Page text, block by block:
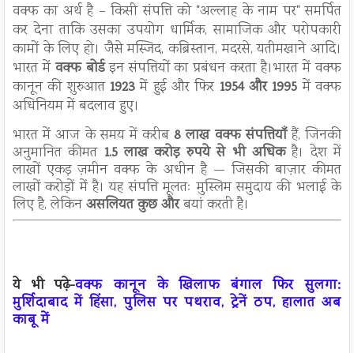
वक्फ का अर्थ है – किसी संपत्ति को "अल्लाह के नाम पर" समर्पित
कर देना ताकि उसका उपयोग धार्मिक, सामाजिक और परोपकारी
कामों के लिए हो। जैसे मस्जिद, कब्रिस्तान, मदरसे, यतीमखाने आदि।
भारत मेंवक्फ बोर्डइन संपत्तियों का प्रबंधन करता है।भारत में वक्फ
कानून की शुरुआत 1923में हुई और फिर 1954 और 1995 में वक्फ
अधिनियम में बदलाव हुए।
भारत में आज के समय में करीब8 लाख वक्फ संपत्तियाँहैं, जिनकी
अनुमानित कीमत 1.5 लाख करोड़ रुपये से भी अधिकहै। देश में
लाखों एकड़ ज़मीन वक्फ के अधीन है — जिसकी बाज़ार कीमत
लाखों करोड़ों में है। यह संपत्ति मूलतः मुस्लिम समुदाय की भलाई के
लिए है, लेकिनअसलियत कुछ औरबयां करती है।
ये भी पढ़े-वक्फ कानून के खिलाफ बंगाल फिर सुलगा:
मुर्शिदाबाद में हिंसा, पुलिस पर पथराव, ट्रेनें ठप, हालात अब
काबू में